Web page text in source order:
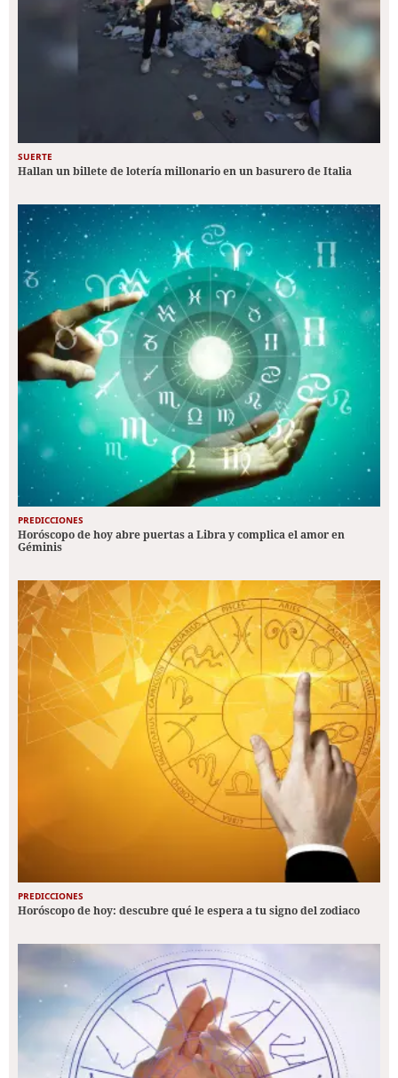
SUERTE
Hallan un billete de lotería millonario en un basurero de Italia
PREDICCIONES
Horóscopo de hoy abre puertas a Libra y complica el amor en
Géminis
PREDICCIONES
Horóscopo de hoy: descubre qué le espera a tu signo del zodiaco